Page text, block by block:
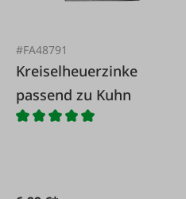
#FA48791
Kreiselheuerzinke
passend zu Kuhn